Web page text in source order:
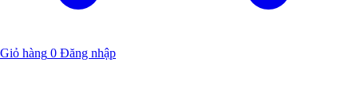
Giỏ hàng 0 Đăng nhập